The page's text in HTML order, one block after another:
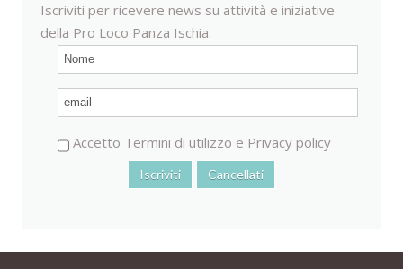
Iscriviti per ricevere news su attività e iniziative
della Pro Loco Panza Ischia.
Accetto Termini di utilizzo e Privacy policy